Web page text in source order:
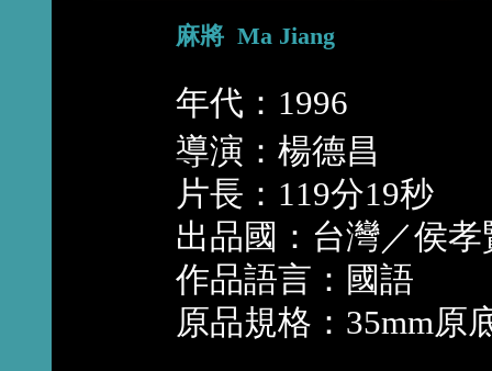
麻將 Ma Jiang
年代：1996
導演：楊德昌
片長：119分19秒
出品國：台灣／侯
作品語言：國語
原品規格：35mm原